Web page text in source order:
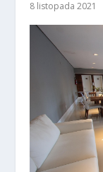
8 listopada 2021